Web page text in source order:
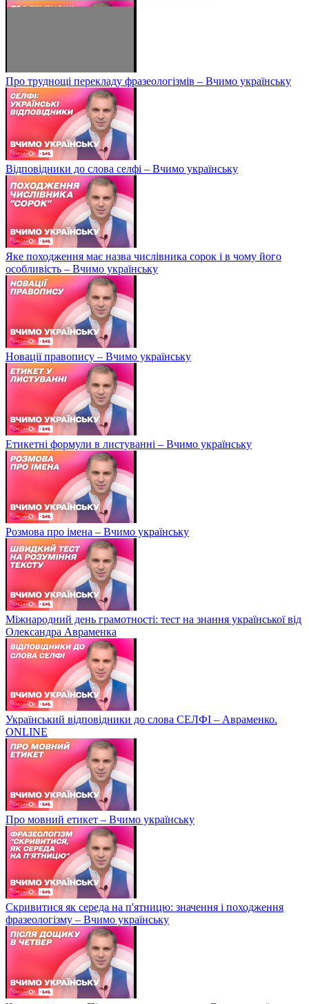
Про труднощі перекладу фразеологізмів – Вчимо українську
Відповідники до слова селфі – Вчимо українську
Яке походження має назва числівника сорок і в чому його
особливість – Вчимо українську
Новації правопису – Вчимо українську
Етикетні формули в листуванні – Вчимо українську
Розмова про імена – Вчимо українську
Міжнародний день грамотності: тест на знання української від
Олександра Авраменка
Український відповідники до слова СЕЛФІ – Авраменко.
ONLINE
Про мовний етикет – Вчимо українську
Скривитися як середа на п'ятницю: значення і походження
фразеологізму – Вчимо українську